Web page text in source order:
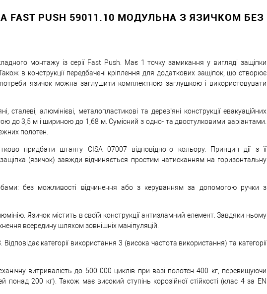
Оплата
PUSH 59011.10 МОДУЛЬНА З ЯЗИЧКОМ БЕЗ
монтажу із серії Fast Push. Має 1 точку замикання у вигляді защіпки
в конструкції передбачені кріплення для додаткових защіпок, що створює
язичок можна заглушити комплектною заглушкою і використовувати
алюмінієві, металопластикові та дерев’яні конструкції евакуаційних
до 3,5 м і шириною до 1,68 м. Сумісний з одно- та двостулковими варіантами.
полотен.
придбати штангу CISA 07007 відповідного кольору. Принцип дії з її
(язичок) завжди відчиняється простим натисканням на горизонтальну
без можливості відчинення або з керуванням за допомогою ручки з
Язичок містить в своїй конструкції антизламний елемент. Завдяки ньому
всередину шляхом зовнішніх маніпуляцій.
категорії використання 3 (висока частота використання) та категорії
витривалість до 500 000 циклів при вазі полотен 400 кг, перевищуючи
200 кг). Також має високий ступінь корозійної стійкості (клас 4 за EN